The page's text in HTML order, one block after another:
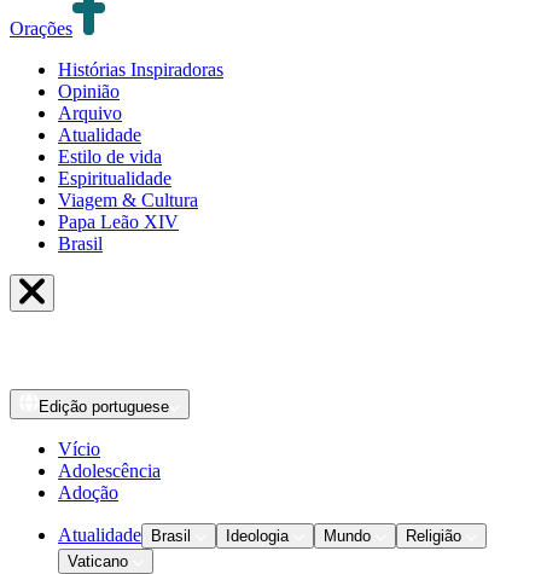
Orações
Histórias Inspiradoras
Opinião
Arquivo
Atualidade
Estilo de vida
Espiritualidade
Viagem & Cultura
Papa Leão XIV
Brasil
Edição portuguese
Vício
Adolescência
Adoção
Atualidade Brasil Ideologia Mundo
Religião
Vaticano